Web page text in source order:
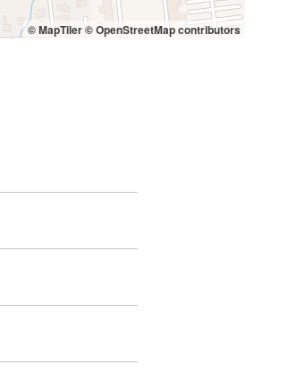
© MapTiler© OpenStreetMap contributors